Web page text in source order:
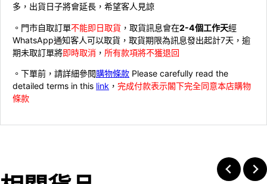
多，出貨日子將會延長，希望客人見諒
。門市自取訂單不能即日取貨 ，取貨訊息會在2-4個工作天經
WhatsApp通知客人可以取貨，取貨期限為訊息發出起計7天，逾
期未取訂單將即時取消 ， 所有款項將不獲退回
。下單前，請詳細參閱購物條款 Please carefully read the
detailed terms in this link ， 完成付款表示閣下完全同意本店購物
條款